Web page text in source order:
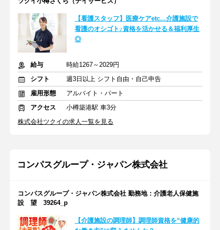
【看護スタッフ】医療ケアetc...介護施設で
看護のオシゴト♪資格を活かせる＆福利厚生
◎
給与
時給1267～2029円
シフト
週3日以上 シフト自由・自己申告
雇用形態
アルバイト・パート
アクセス
小樽築港駅 車3分
株式会社ツクイの求人一覧を見る
コンパスグループ・ジャパン株式会社
コンパスグループ・ジャパン株式会社 勤務地：介護老人保健施
設 望 39264_p
【介護施設の調理師】調理師資格を“健康的